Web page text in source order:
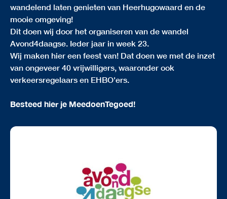
wandelend laten genieten van Heerhugowaard en de
mooie omgeving!
Dit doen wij door het organiseren van de wandel
Avond4daagse. Ieder jaar in week 23.
Wij maken hier een feest van! Dat doen we met de inzet
van ongeveer 40 vrijwilligers, waaronder ook
verkeersregelaars en EHBO'ers.
Besteed hier je MeedoenTegoed!